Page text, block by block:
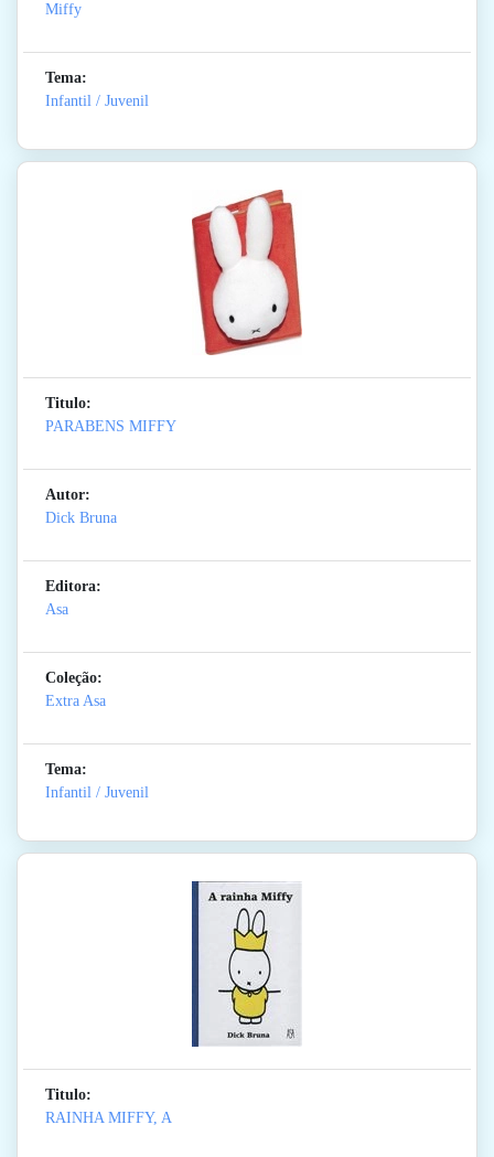
Miffy
Tema:
Infantil / Juvenil
Titulo:
PARABENS MIFFY
Autor:
Dick Bruna
Editora:
Asa
Coleção:
Extra Asa
Tema:
Infantil / Juvenil
Titulo:
RAINHA MIFFY, A